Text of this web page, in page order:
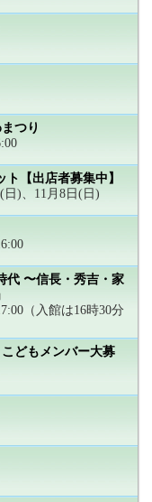
つり
【出店者募集中】
日)、11月8日(日)
代 〜信長・秀吉・家
（入館は16時30分
どもメンバー大募